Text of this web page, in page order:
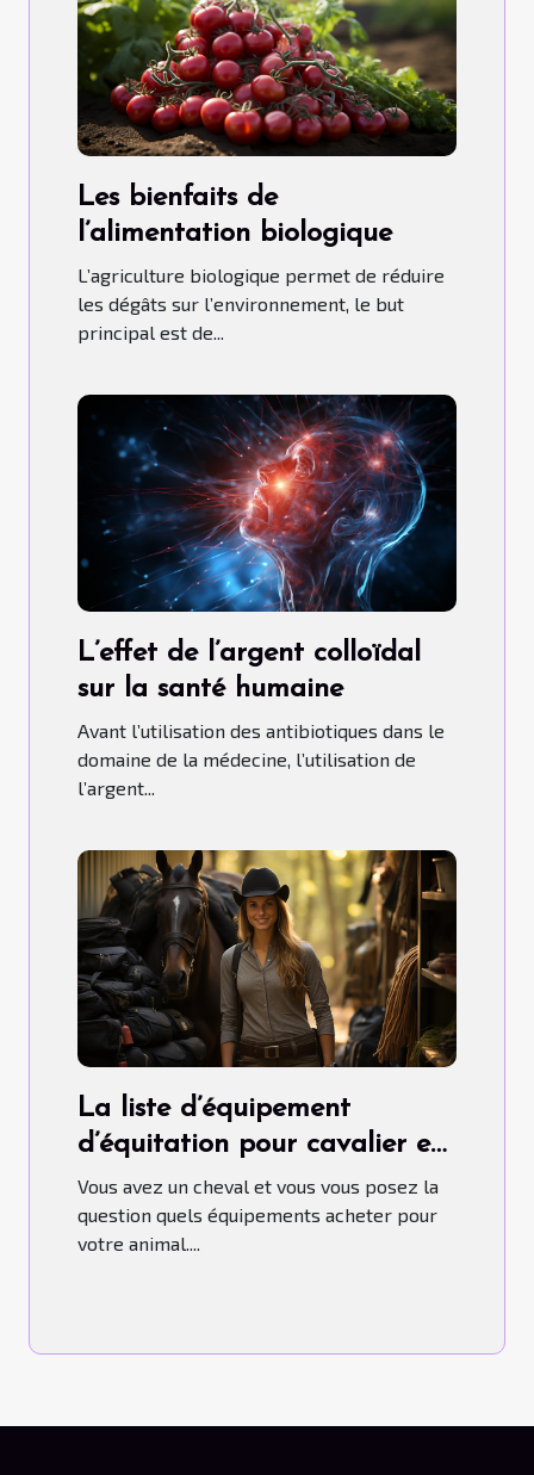
Les bienfaits de
l’alimentation biologique
L’agriculture biologique permet de réduire
les dégâts sur l’environnement, le but
principal est de...
L’effet de l’argent colloïdal
sur la santé humaine
Avant l’utilisation des antibiotiques dans le
domaine de la médecine, l’utilisation de
l’argent...
La liste d’équipement
d’équitation pour cavalier et
cheval
Vous avez un cheval et vous vous posez la
question quels équipements acheter pour
votre animal....